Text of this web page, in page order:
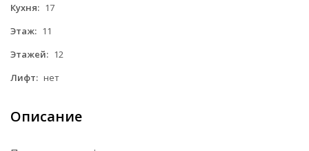
Кухня: 17
Этаж: 11
Этажей: 12
Лифт: нет
Описание